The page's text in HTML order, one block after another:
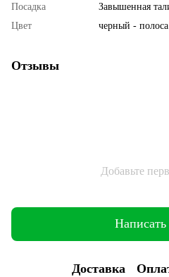
Посадка
Завышенная
Цвет
черный -
Отзывы
Добавьте
Написать
Доставка